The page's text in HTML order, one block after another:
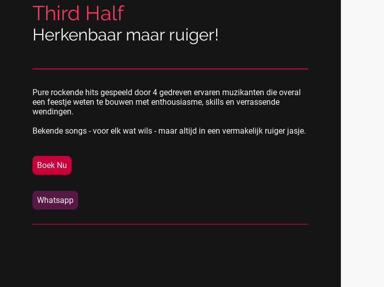
Third Half
Herkenbaar maar ruiger!
Pure rockende hits gespeeld door 4 gedreven ervaren muzikanten die overal
een feestje weten te bouwen met enthousiasme, skills en verrassende
wendingen.
Bekende songs - voor elk wat wils - maar altijd in een vermakelijk ruiger jasje.
Boek Nu
Whatsapp